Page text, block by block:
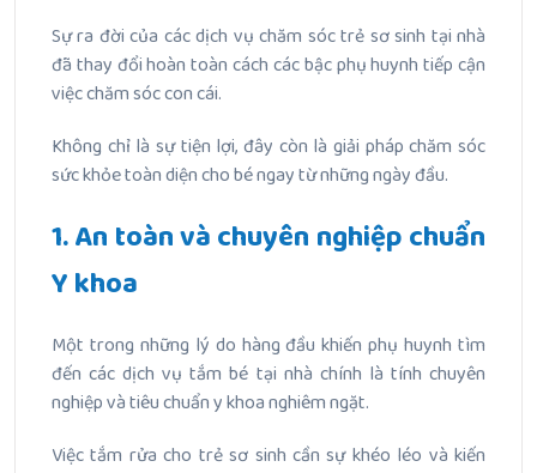
Sự ra đời của các dịch vụ chăm sóc trẻ sơ sinh tại nhà
đã thay đổi hoàn toàn cách các bậc phụ huynh tiếp cận
việc chăm sóc con cái.
Không chỉ là sự tiện lợi, đây còn là giải pháp chăm sóc
sức khỏe toàn diện cho bé ngay từ những ngày đầu.
1. An toàn và chuyên nghiệp chuẩn
Y khoa
Một trong những lý do hàng đầu khiến phụ huynh tìm
đến các dịch vụ tắm bé tại nhà chính là tính chuyên
nghiệp và tiêu chuẩn y khoa nghiêm ngặt.
Việc tắm rửa cho trẻ sơ sinh cần sự khéo léo và kiến